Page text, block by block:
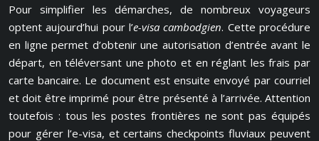
Pour simplifier les démarches, de nombreux voyageurs
optent aujourd’hui pour l’e-visa cambodgien. Cette procédure
en ligne permet d’obtenir une autorisation d’entrée avant le
départ, en téléversant une photo et en réglant les frais par
carte bancaire. Le document est ensuite envoyé par courriel
et doit être imprimé pour être présenté à l’arrivée. Attention
toutefois : tous les postes frontières ne sont pas équipés
pour gérer l’e-visa, et certains checkpoints fluviaux peuvent